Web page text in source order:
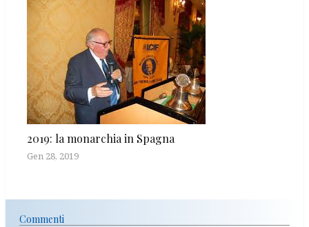
2019: la monarchia in Spagna
Gen 28, 2019
Commenti